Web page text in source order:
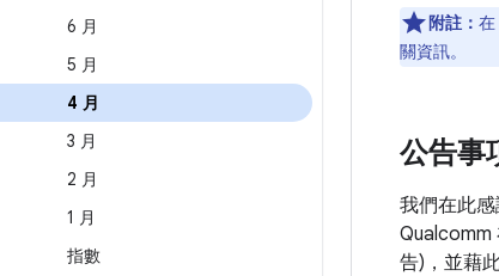
6 月
5 月
4 月
3 月
2 月
1 月
指數
附註： 在
關資訊。
公告事
我們在此
Qualcomm
告)，並藉